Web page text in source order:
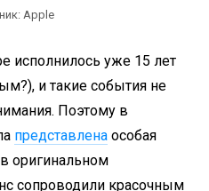
Apple
исполнилось уже 15 лет
и такие события не
Поэтому в
представлена особая
оригинальном
сопроводили красочным